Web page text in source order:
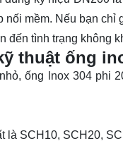
mềm. Nếu bạn chỉ
đến tình trạng không
thuật ống
ống lnox 304 phi
là SCH10, SCH20,